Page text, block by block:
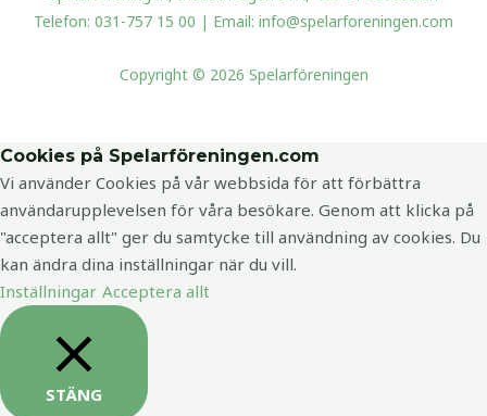
Telefon: 031-757 15 00 | Email: info@spelarforeningen.com
Copyright © 2026 Spelarföreningen
Cookies på Spelarföreningen.com
Vi använder Cookies på vår webbsida för att förbättra
användarupplevelsen för våra besökare. Genom att klicka på
"acceptera allt" ger du samtycke till användning av cookies. Du
kan ändra dina inställningar när du vill.
Inställningar Acceptera allt
STÄNG